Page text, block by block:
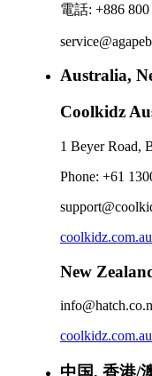
電話: +886 800
Australia,
Coolkidz
1 Beyer Road,
Phone: +61
coolkidz.com.au
New
coolkidz.com.au
中国, 香港/